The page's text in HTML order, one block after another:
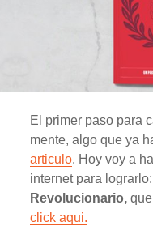
El primer paso para
mente, algo que ya
articulo. Hoy voy a
internet para lograrlo:
Revolucionario,que
click aqui.